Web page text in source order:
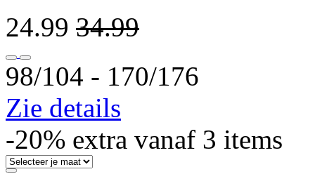
24.99 34.99
98/104 ‐ 170/176
Zie details
-20% extra vanaf 3 items